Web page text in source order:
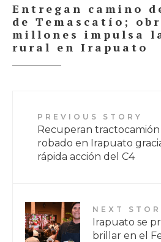
Entregan camino
de Temascatío;
millones impulsa
rural en Irapuato
PREVIOUS STORY
Recuperan tractocamión
robado en Irapuato
rápida acción del C4
NEXT
Irapuato se
brillar en el